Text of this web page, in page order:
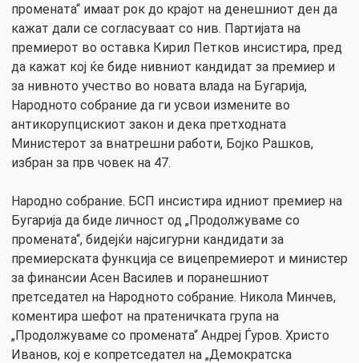
промената“ имаат рок до крајот на денешниот ден да
кажат дали се согласуваат со нив. Партијата на
премиерот во оставка Кирил Петков инсистира, пред
да кажат кој ќе биде нивниот кандидат за премиер и
за нивното учество во новата влада на Бугарија,
Народното собрание да ги усвои измените во
антикорупцискиот закон и дека претходната
Министерот за внатрешни работи, Бојко Рашков,
избран за прв човек на 47.
Народно собрание. БСП инсистира идниот премиер на
Бугарија да биде личност од „Продолжуваме со
промената“, бидејќи најсигурни кандидати за
премиерската функција се вицепремиерот и министер
за финансии Асен Василев и поранешниот
претседател на Народното собрание. Никола Минчев,
коментира шефот на пратеничката група на
„Продолжуваме со промената“ Андреј Ѓуров. Христо
Иванов, кој е копретседател на „Демократска